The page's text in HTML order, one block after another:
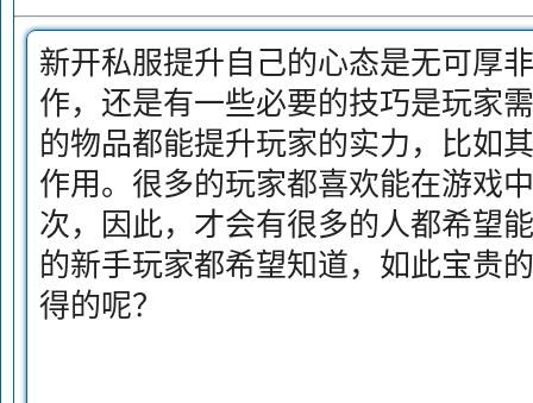
新开私服提升自己的心态是无可厚
作，还是有一些必要的技巧是玩家
的物品都能提升玩家的实力，比如
作用。很多的玩家都喜欢能在游戏
次，因此，才会有很多的人都希望
的新手玩家都希望知道，如此宝贵
得的呢？